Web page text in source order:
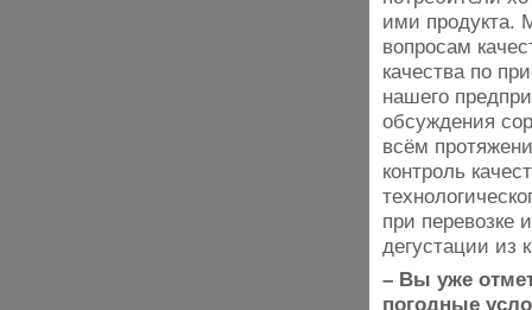
ими продукта.
вопросам
качества по
нашего
обсуждения
всём
контроль
при перевозке
дегустации из
– Вы уже
погодные